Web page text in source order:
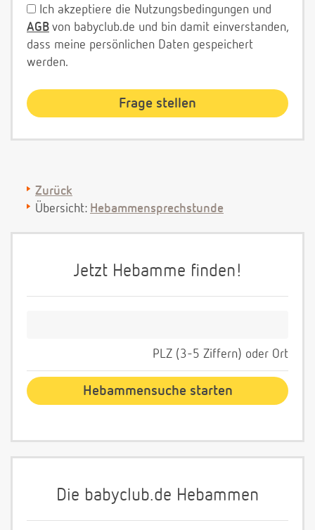
Ich akzeptiere die Nutzungsbedingungen und
AGB von babyclub.de und bin damit einverstanden,
dass meine persönlichen Daten gespeichert
werden.
Zurück
Übersicht: Hebammensprechstunde
Jetzt Hebamme finden!
PLZ (3-5 Ziffern) oder Ort
Die babyclub.de Hebammen